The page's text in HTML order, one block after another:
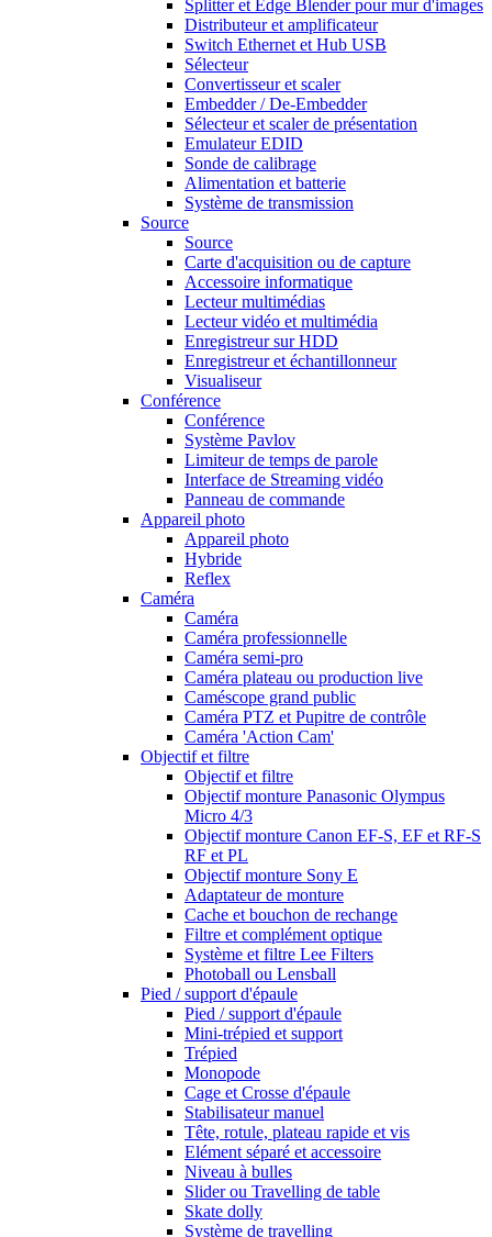
Splitter et Edge Blender pour mur d'images
Distributeur et amplificateur
Switch Ethernet et Hub USB
Sélecteur
Convertisseur et scaler
Embedder / De-Embedder
Sélecteur et scaler de présentation
Emulateur EDID
Sonde de calibrage
Alimentation et batterie
Système de transmission
Source
Source
Carte d'acquisition ou de capture
Accessoire informatique
Lecteur multimédias
Lecteur vidéo et multimédia
Enregistreur sur HDD
Enregistreur et échantillonneur
Visualiseur
Conférence
Conférence
Système Pavlov
Limiteur de temps de parole
Interface de Streaming vidéo
Panneau de commande
Appareil photo
Appareil photo
Hybride
Reflex
Caméra
Caméra
Caméra professionnelle
Caméra semi-pro
Caméra plateau ou production live
Caméscope grand public
Caméra PTZ et Pupitre de contrôle
Caméra 'Action Cam'
Objectif et filtre
Objectif et filtre
Objectif monture Panasonic Olympus
Micro 4/3
Objectif monture Canon EF-S, EF et RF-S
RF et PL
Objectif monture Sony E
Adaptateur de monture
Cache et bouchon de rechange
Filtre et complément optique
Système et filtre Lee Filters
Photoball ou Lensball
Pied / support d'épaule
Pied / support d'épaule
Mini-trépied et support
Trépied
Monopode
Cage et Crosse d'épaule
Stabilisateur manuel
Tête, rotule, plateau rapide et vis
Elément séparé et accessoire
Niveau à bulles
Slider ou Travelling de table
Skate dolly
Système de travelling